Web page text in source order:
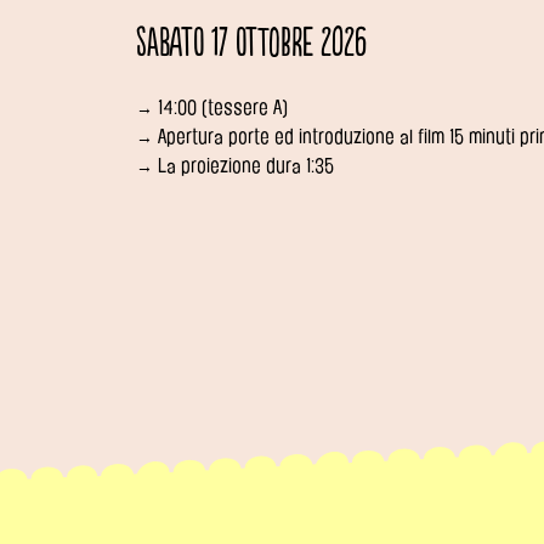
Sabato 17 ottobre 2026
→ 14:00 (tessere A)
→ Apertura porte ed introduzione al film 15 minuti
→ La proiezione dura 1:35